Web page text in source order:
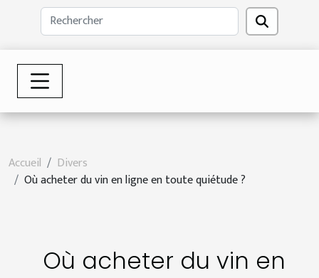
Accueil
Divers
Où acheter du vin en ligne en toute quiétude ?
Où acheter du vin en